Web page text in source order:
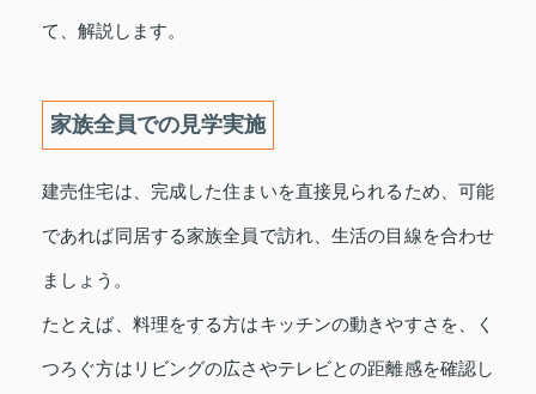
て、解説します。
家族全員での見学実施
建売住宅は、完成した住まいを直接見られるため、可能
であれば同居する家族全員で訪れ、生活の目線を合わせ
ましょう。
たとえば、料理をする方はキッチンの動きやすさを、く
つろぐ方はリビングの広さやテレビとの距離感を確認し